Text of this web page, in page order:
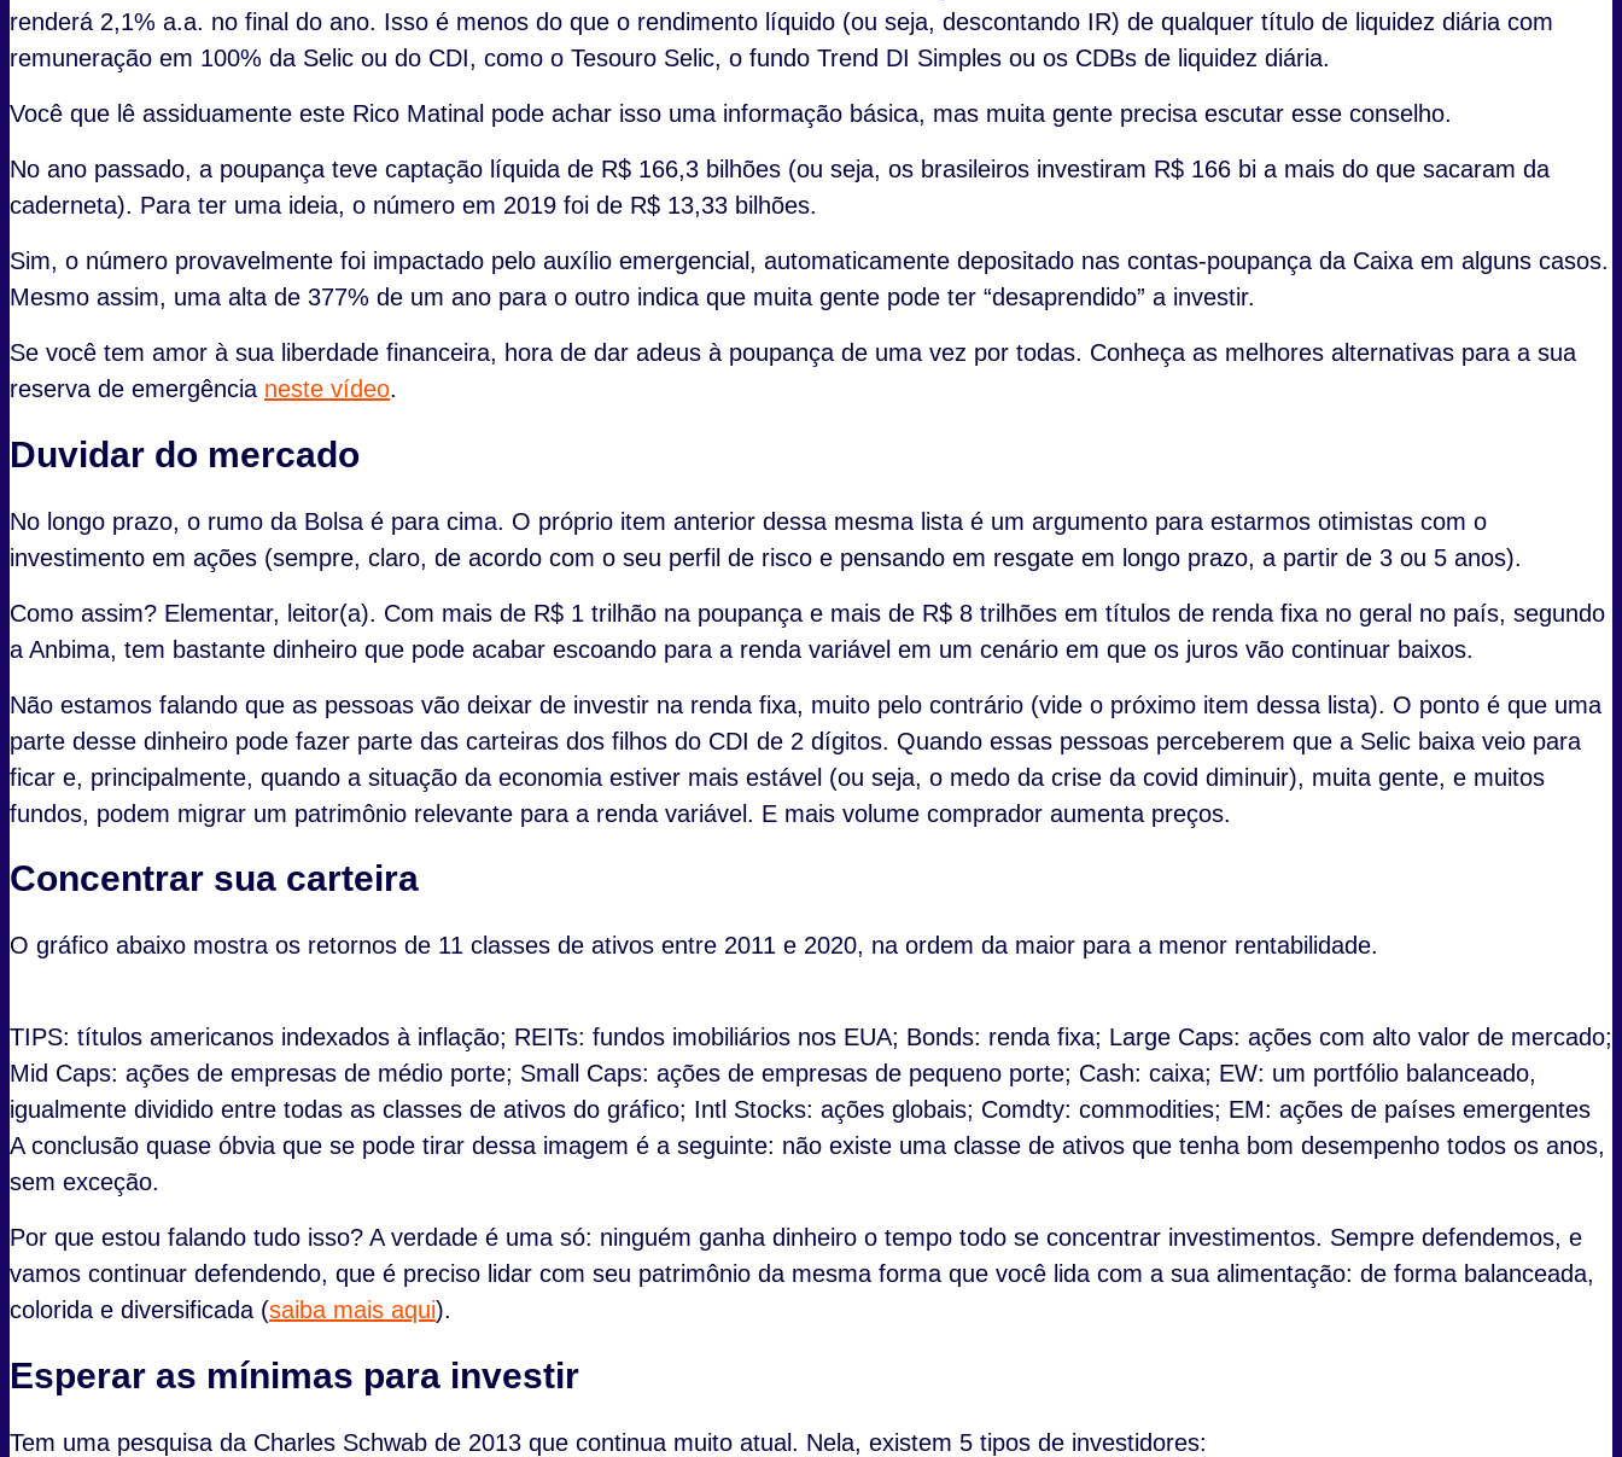
renderá 2,1% a.a. no final do ano. Isso é menos do que o rendimento líquido (ou seja, descontando IR) de qualquer título de liquidez diária com
remuneração em 100% da Selic ou do CDI, como o Tesouro Selic, o fundo Trend DI Simples ou os CDBs de liquidez diária.
Você que lê assiduamente este Rico Matinal pode achar isso uma informação básica, mas muita gente precisa escutar esse conselho.
No ano passado, a poupança teve captação líquida de R$ 166,3 bilhões (ou seja, os brasileiros investiram R$ 166 bi a mais do que sacaram da
caderneta). Para ter uma ideia, o número em 2019 foi de R$ 13,33 bilhões.
Sim, o número provavelmente foi impactado pelo auxílio emergencial, automaticamente depositado nas contas-poupança da Caixa em alguns casos.
Mesmo assim, uma alta de 377% de um ano para o outro indica que muita gente pode ter “desaprendido” a investir.
Se você tem amor à sua liberdade financeira, hora de dar adeus à poupança de uma vez por todas. Conheça as melhores alternativas para a sua
reserva de emergência neste vídeo.
Duvidar do mercado
No longo prazo, o rumo da Bolsa é para cima. O próprio item anterior dessa mesma lista é um argumento para estarmos otimistas com o
investimento em ações (sempre, claro, de acordo com o seu perfil de risco e pensando em resgate em longo prazo, a partir de 3 ou 5 anos).
Como assim? Elementar, leitor(a). Com mais de R$ 1 trilhão na poupança e mais de R$ 8 trilhões em títulos de renda fixa no geral no país, segundo
a Anbima, tem bastante dinheiro que pode acabar escoando para a renda variável em um cenário em que os juros vão continuar baixos.
Não estamos falando que as pessoas vão deixar de investir na renda fixa, muito pelo contrário (vide o próximo item dessa lista). O ponto é que uma
parte desse dinheiro pode fazer parte das carteiras dos filhos do CDI de 2 dígitos. Quando essas pessoas perceberem que a Selic baixa veio para
ficar e, principalmente, quando a situação da economia estiver mais estável (ou seja, o medo da crise da covid diminuir), muita gente, e muitos
fundos, podem migrar um patrimônio relevante para a renda variável. E mais volume comprador aumenta preços.
Concentrar sua carteira
O gráfico abaixo mostra os retornos de 11 classes de ativos entre 2011 e 2020, na ordem da maior para a menor rentabilidade.
TIPS: títulos americanos indexados à inflação; REITs: fundos imobiliários nos EUA; Bonds: renda fixa; Large Caps: ações com alto valor de mercado;
Mid Caps: ações de empresas de médio porte; Small Caps: ações de empresas de pequeno porte; Cash: caixa; EW: um portfólio balanceado,
igualmente dividido entre todas as classes de ativos do gráfico; Intl Stocks: ações globais; Comdty: commodities; EM: ações de países emergentes
A conclusão quase óbvia que se pode tirar dessa imagem é a seguinte: não existe uma classe de ativos que tenha bom desempenho todos os anos,
sem exceção.
Por que estou falando tudo isso? A verdade é uma só: ninguém ganha dinheiro o tempo todo se concentrar investimentos. Sempre defendemos, e
vamos continuar defendendo, que é preciso lidar com seu patrimônio da mesma forma que você lida com a sua alimentação: de forma balanceada,
colorida e diversificada (saiba mais aqui).
Esperar as mínimas para investir
Tem uma pesquisa da Charles Schwab de 2013 que continua muito atual. Nela, existem 5 tipos de investidores: